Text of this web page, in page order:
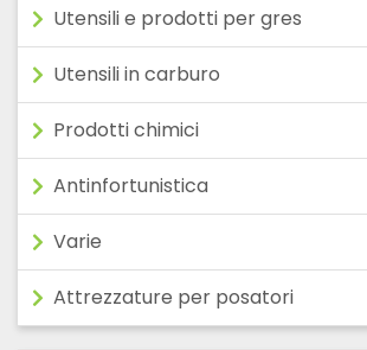
Utensili e prodotti per gres
Utensili in carburo
Prodotti chimici
Antinfortunistica
Varie
Attrezzature per posatori